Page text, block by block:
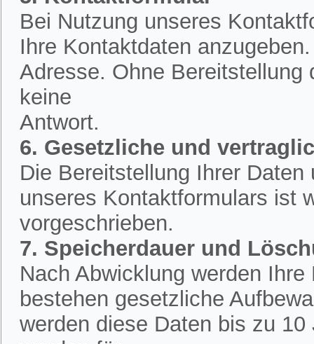
Bei Nutzung unseres
Ihre Kontaktdaten
Adresse. Ohne Bereitstellung
keine
Antwort.
6. Gesetzliche und
Die Bereitstellung Ihrer
unseres Kontaktformulars ist
vorgeschrieben.
7. Speicherdauer und
Nach Abwicklung werden
bestehen gesetzliche
werden diese Daten bis zu